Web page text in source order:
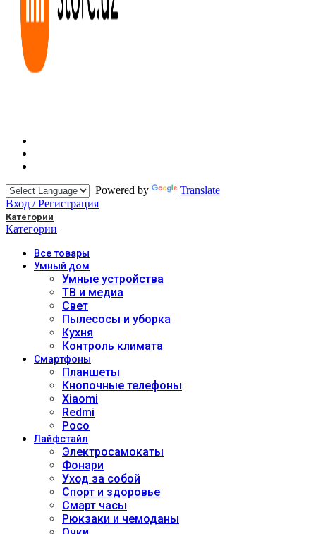
Powered by
Translate
Вход / Регистрация
Категории
Категории
Всетовары
Умный дом
Умные устройства
ТВ и медиа
Свет
Пылесосы и уборка
Кухня
Контроль климата
Смартфоны
Планшеты
Кнопочные телефоны
Xiaomi
Redmi
Poco
Лайфстайл
Электросамокаты
Фонари
Уход за собой
Спорт и здоровье
Смарт часы
Рюкзаки и чемоданы